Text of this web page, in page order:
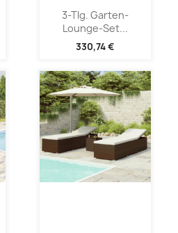
3-Tlg. Garten-
Lounge-Set...
330,74 €